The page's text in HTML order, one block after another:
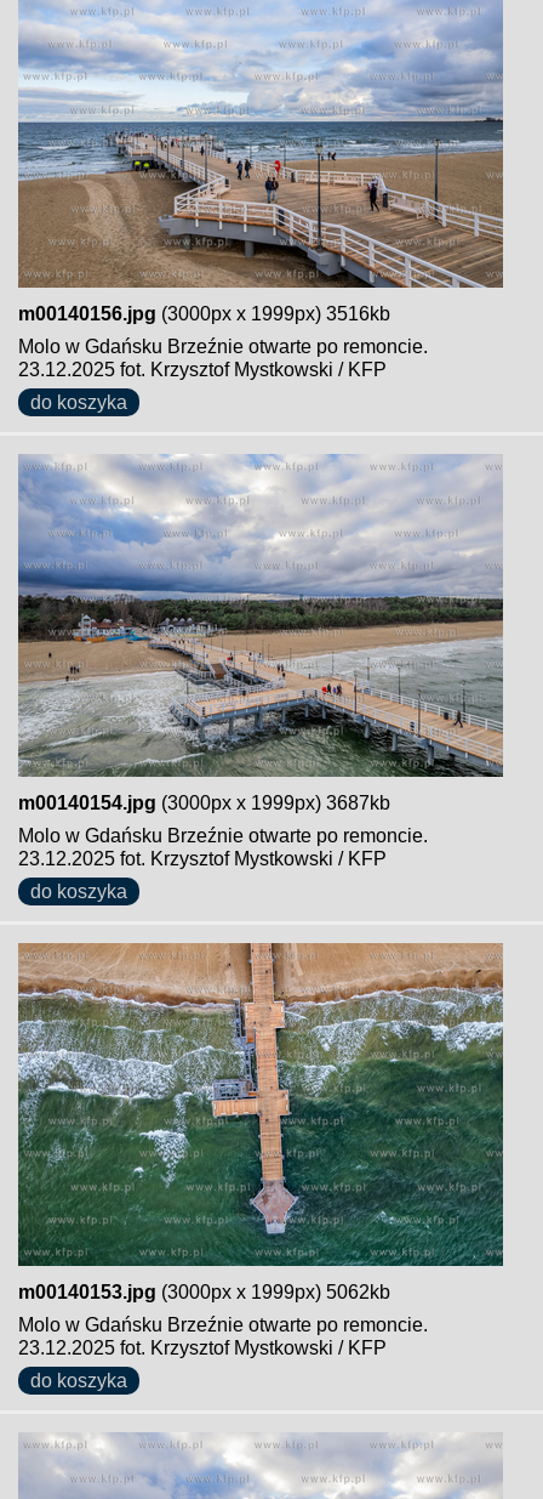
m00140156.jpg (3000px x 1999px) 3516kb
Molo w Gdańsku Brzeźnie otwarte po remoncie.
23.12.2025 fot. Krzysztof Mystkowski / KFP
do koszyka
m00140154.jpg (3000px x 1999px) 3687kb
Molo w Gdańsku Brzeźnie otwarte po remoncie.
23.12.2025 fot. Krzysztof Mystkowski / KFP
do koszyka
m00140153.jpg (3000px x 1999px) 5062kb
Molo w Gdańsku Brzeźnie otwarte po remoncie.
23.12.2025 fot. Krzysztof Mystkowski / KFP
do koszyka